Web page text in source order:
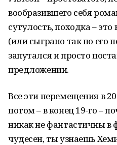
вообразившего себя
сутулость, походка –
(или сыграно так по его
запутался и просто
предложении.
Все эти перемещения в
потом – в конец 19-го –
никак не фантастичны в
чудесен, ты узнаешь